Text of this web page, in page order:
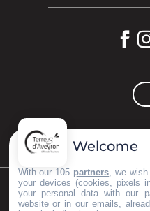
©Copyright 2023
Welcome
With our 105 partners , we
your devices (cookies, pixels
your personal data with our
website or in our emails,